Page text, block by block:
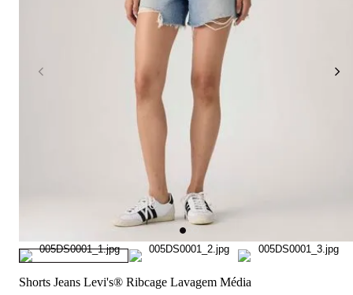
Shorts Jeans Levi's® Ribcage Lavagem Média